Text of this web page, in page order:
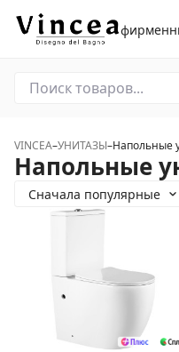
VINCEA–УНИТАЗЫ–Напольные
Напольные
Сначала популярные